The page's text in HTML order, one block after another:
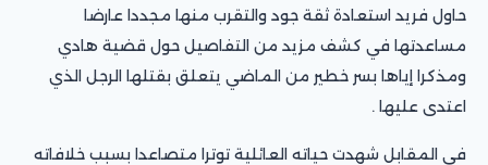
حاول فريد استعادة ثقة جود والتقرب منها مجددا عارضا
مساعدتها في كشف مزيد من التفاصيل حول قضية هادي
ومذكرا إياها بسر خطير من الماضي يتعلق بقتلها الرجل الذي
اعتدى عليها .
في المقابل شهدت حياته العائلية توترا متصاعدا بسبب خلافاته